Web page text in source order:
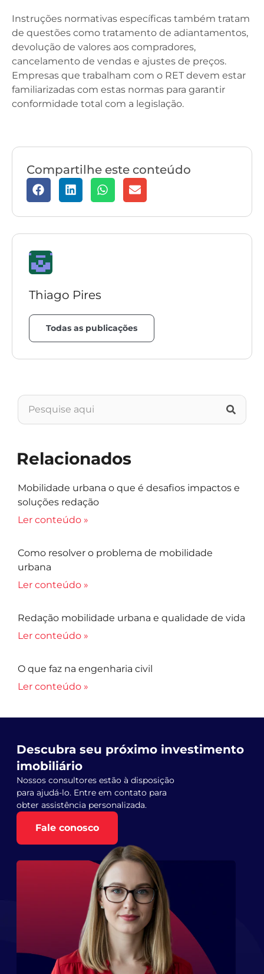
Instruções normativas específicas também tratam
de questões como tratamento de adiantamentos,
devolução de valores aos compradores,
cancelamento de vendas e ajustes de preços.
Empresas que trabalham com o RET devem estar
familiarizadas com estas normas para garantir
conformidade total com a legislação.
Compartilhe este conteúdo
Thiago Pires
Todas as publicações
Relacionados
Mobilidade urbana o que é desafios impactos e
soluções redação
Ler conteúdo »
Como resolver o problema de mobilidade
urbana
Ler conteúdo »
Redação mobilidade urbana e qualidade de vida
Ler conteúdo »
O que faz na engenharia civil
Ler conteúdo »
Descubra seu próximo investimento
imobiliário
Nossos consultores estão à disposição
para ajudá-lo. Entre em contato para
obter assistência personalizada.
Fale conosco